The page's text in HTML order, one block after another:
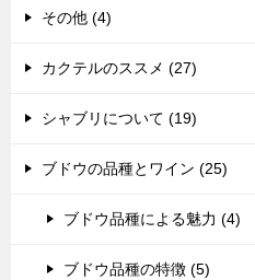
その他 (4)
カクテルのススメ (27)
シャブリについて (19)
ブドウの品種とワイン (25)
ブドウ品種による魅力 (4)
ブドウ品種の特徴 (5)